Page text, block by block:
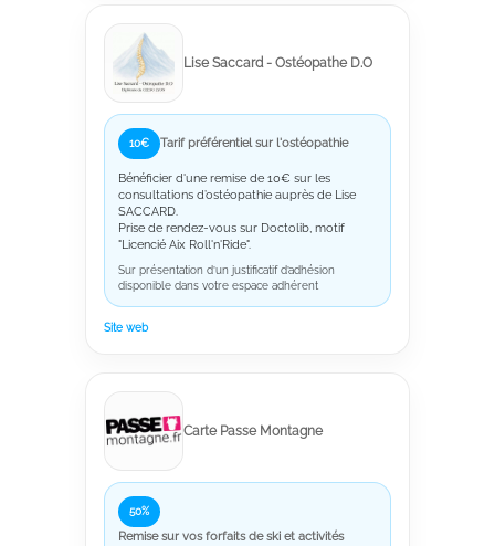
Lise Saccard - Ostéopathe D.O
10€ Tarif préférentiel sur l'ostéopathie
Bénéficier d'une remise de 10€ sur les
consultations d’ostéopathie auprès de Lise
SACCARD.
Prise de rendez-vous sur Doctolib, motif
"Licencié Aix Roll'n'Ride".
Sur présentation d’un justificatif d’adhésion
disponible dans votre espace adhérent
Site web
Carte Passe Montagne
50%
Remise sur vos forfaits de ski et activités